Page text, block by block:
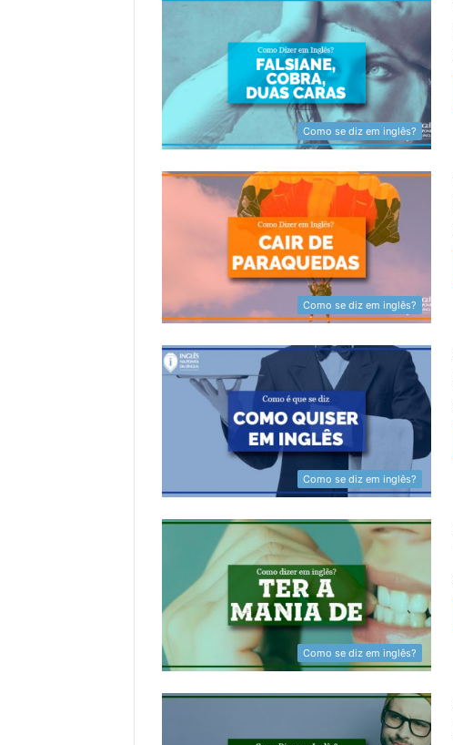
Como se diz em inglês?
Como se diz em inglês?
Como se diz em inglês?
Como se diz em inglês?